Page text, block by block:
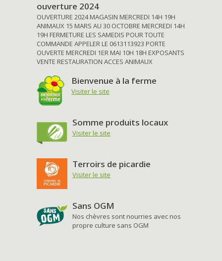
ouverture 2024
OUVERTURE 2024 MAGASIN MERCREDI 14H 19H
ANIMAUX 15 MARS AU 30 OCTOBRE MERCREDI 14H
19H FERMETURE LES SAMEDIS POUR TOUTE
COMMANDE APPELER LE 0613113923 PORTE
OUVERTE MERCREDI 1ER MAI 10H 18H EXPOSANTS
VENTE RESTAURATION ACCES ANIMAUX
Bienvenue à la ferme
Visiter le site
Somme produits locaux
Visiter le site
Terroirs de picardie
Visiter le site
Sans OGM
Nos chèvres sont nourries avec nos
propre culture sans OGM